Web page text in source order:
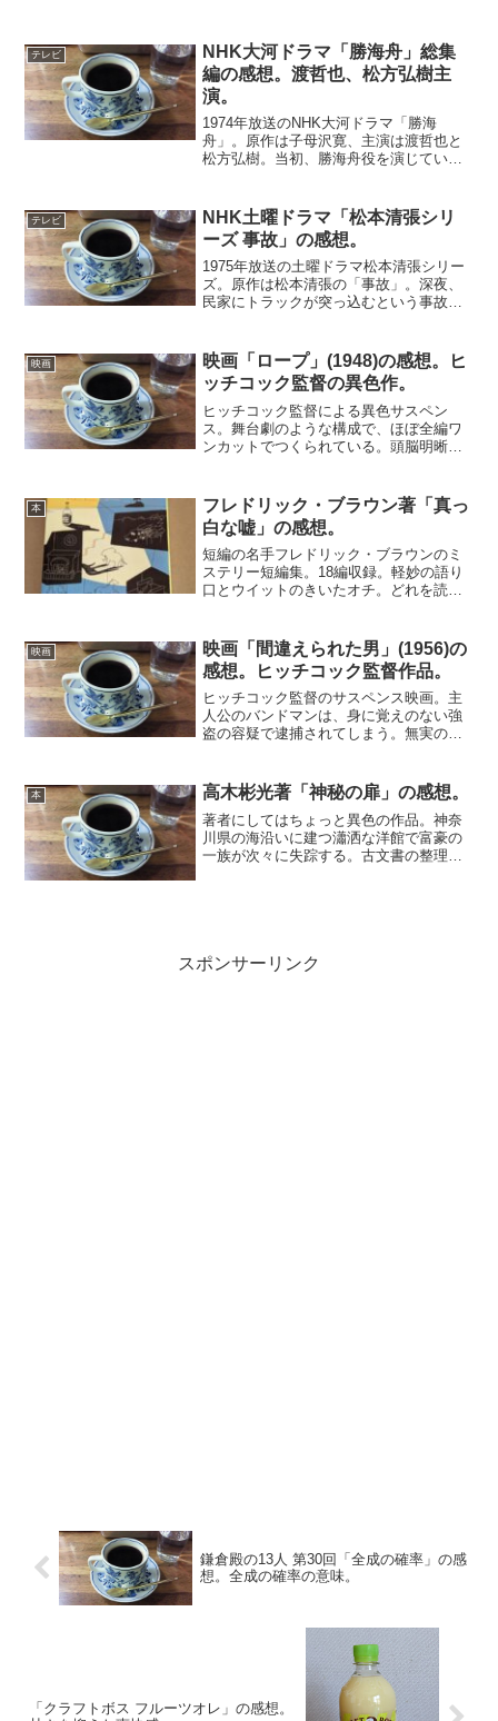
テレビ
NHK大河ドラマ「勝海舟」総集
編の感想。渡哲也、松方弘樹主
演。
1974年放送のNHK大河ドラマ「勝海
舟」。原作は子母沢寛、主演は渡哲也と
松方弘樹。当初、勝海舟役を演じていた
結果的には成功だったと思えるほど、二
人の演技が見事にはまっ...
テレビ
NHK土曜ドラマ「松本清張シリ
ーズ 事故」の感想。
1975年放送の土曜ドラマ松本清張シリー
ズ。原作は松本清張の「事故」。深夜、
民家にトラックが突っ込むという事故が
気相手と過ごしている最中であった。そ
して夫は妻の浮気を疑...
映画
映画「ロープ」(1948)の感想。ヒ
ッチコック監督の異色作。
ヒッチコック監督による異色サスペン
ス。舞台劇のような構成で、ほぼ全編ワ
ンカットでつくられている。頭脳明晰な
しまう。そこに被害者の父、恋人、恋
敵、恩師を招いて、パーティ...
本
フレドリック・ブラウン著「真っ
白な嘘」の感想。
短編の名手フレドリック・ブラウンのミ
ステリー短編集。18編収録。軽妙の語り
口とウイットのきいたオチ。どれを読ん
ちょっと物足りないくらいで終わり、余
韻を残すようなクライマ...
映画
映画「間違えられた男」(1956)の
感想。ヒッチコック監督作品。
ヒッチコック監督のサスペンス映画。主
人公のバンドマンは、身に覚えのない強
盗の容疑で逮捕されてしまう。無実の罪
のせいで、妻は心を病んでしまう。ヒッ
チコック監督のいつもの心...
本 高木彬光著「神秘の扉」の感想。
著者にしてはちょっと異色の作品。神奈
川県の海沿いに建つ瀟洒な洋館で富豪の
一族が次々に失踪する。古文書の整理の
スポンサーリンク
鎌倉殿の13人 第30回「全成の確率」の感
想。全成の確率の意味。
「クラフトボス フルーツオレ」の感想。